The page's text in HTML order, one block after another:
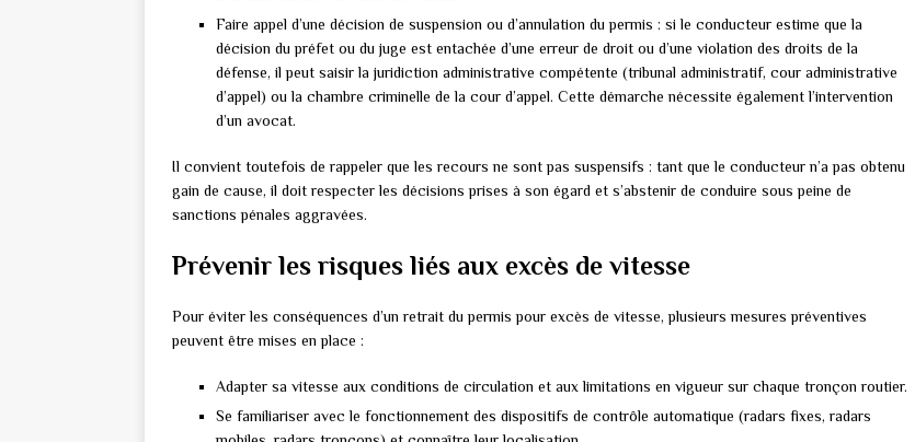
Faire appel d’une décision de suspension ou d’annulation du permis : si le conducteur estime que la
décision du préfet ou du juge est entachée d’une erreur de droit ou d’une violation des droits de la
défense, il peut saisir la juridiction administrative compétente (tribunal administratif, cour administrative
d’appel) ou la chambre criminelle de la cour d’appel. Cette démarche nécessite également l’intervention
d’un avocat.
Il convient toutefois de rappeler que les recours ne sont pas suspensifs : tant que le conducteur n’a pas obtenu
gain de cause, il doit respecter les décisions prises à son égard et s’abstenir de conduire sous peine de
sanctions pénales aggravées.
Prévenir les risques liés aux excès de vitesse
Pour éviter les conséquences d’un retrait du permis pour excès de vitesse, plusieurs mesures préventives
peuvent être mises en place :
Adapter sa vitesse aux conditions de circulation et aux limitations en vigueur sur chaque tronçon routier.
Se familiariser avec le fonctionnement des dispositifs de contrôle automatique (radars fixes, radars